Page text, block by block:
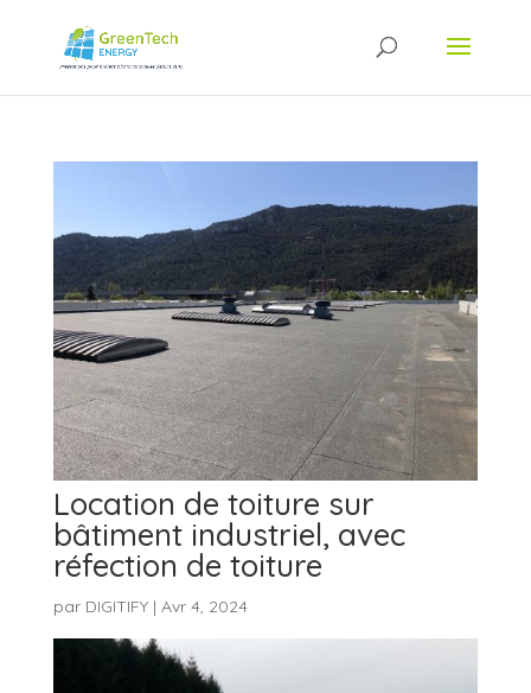
Location de toiture sur
bâtiment industriel, avec
réfection de toiture
par DIGITIFY| Avr 4, 2024